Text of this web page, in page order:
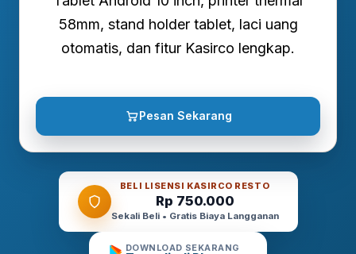
58mm, stand holder tablet, laci uang
otomatis, dan fitur Kasirco lengkap.
Pesan Sekarang
BELI LISENSI KASIRCO RESTO
Rp 750.000
Sekali Beli • Gratis Biaya Langganan
DOWNLOAD SEKARANG